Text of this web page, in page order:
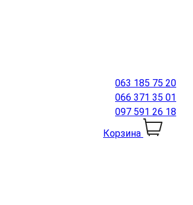
063 185 75 20
066 371 35 01
097 591 26 18
Корзина